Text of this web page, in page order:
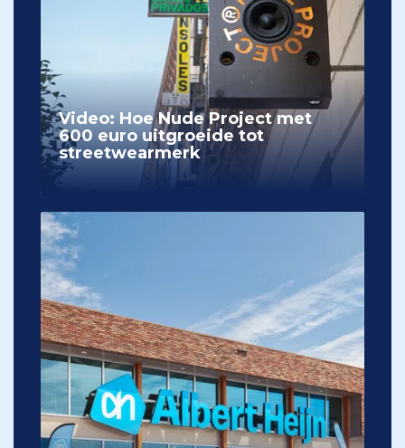
Video: Hoe Nude Project met
600 euro uitgroeide tot
streetwearmerk